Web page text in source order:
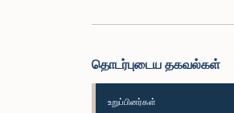
தொடர்புடைய தகவல்கள்
உறுப்பினர்கள்